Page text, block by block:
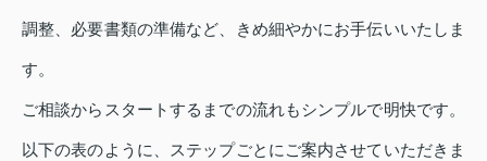
調整、必要書類の準備など、きめ細やかにお手伝いいたしま
す。
ご相談からスタートするまでの流れもシンプルで明快です。
以下の表のように、ステップごとにご案内させていただきま